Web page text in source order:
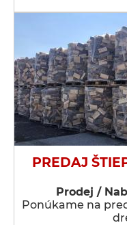
PREDAJ
Prodej /
Ponúkame na